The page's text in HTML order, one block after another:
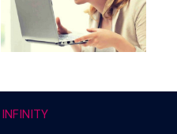
INFINITY